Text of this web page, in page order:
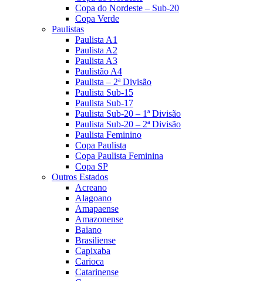
Copa do Nordeste – Sub-20
Copa Verde
Paulistas
Paulista A1
Paulista A2
Paulista A3
Paulistão A4
Paulista – 2ª Divisão
Paulista Sub-15
Paulista Sub-17
Paulista Sub-20 – 1ª Divisão
Paulista Sub-20 – 2ª Divisão
Paulista Feminino
Copa Paulista
Copa Paulista Feminina
Copa SP
Outros Estados
Acreano
Alagoano
Amapaense
Amazonense
Baiano
Brasiliense
Capixaba
Carioca
Catarinense